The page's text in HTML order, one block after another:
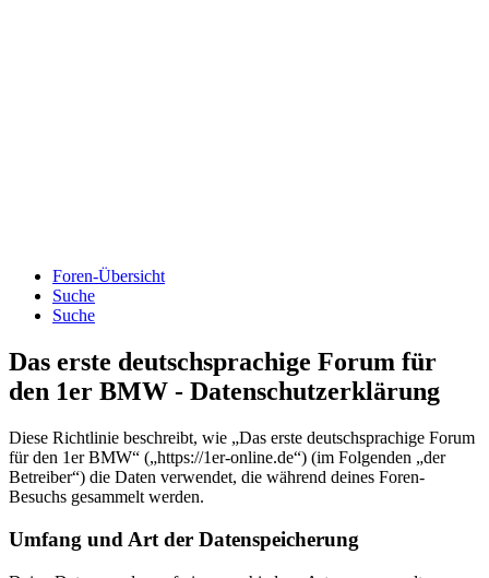
Foren-Übersicht
Suche
Suche
Das erste deutschsprachige Forum für
den 1er BMW - Datenschutzerklärung
Diese Richtlinie beschreibt, wie „Das erste deutschsprachige Forum
für den 1er BMW“ („https://1er-online.de“) (im Folgenden „der
Betreiber“) die Daten verwendet, die während deines Foren-
Besuchs gesammelt werden.
Umfang und Art der Datenspeicherung